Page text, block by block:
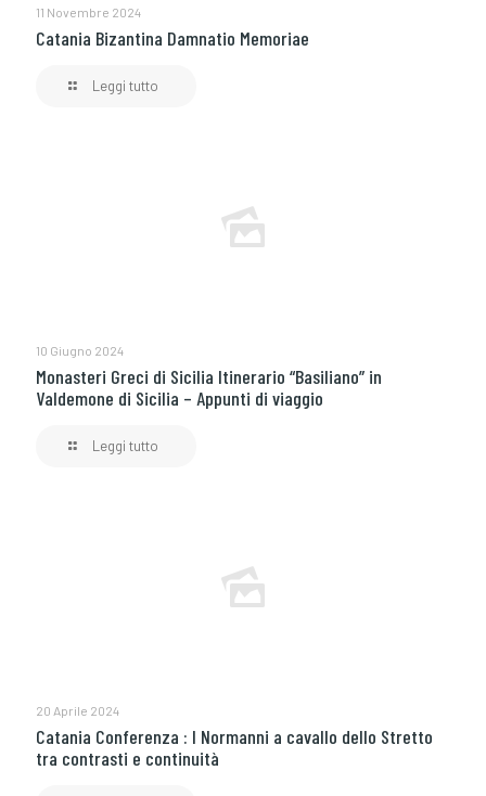
11 Novembre 2024
Catania Bizantina Damnatio Memoriae
Leggi tutto
10 Giugno 2024
Monasteri Greci di Sicilia Itinerario “Basiliano” in
Valdemone di Sicilia – Appunti di viaggio
Leggi tutto
20 Aprile 2024
Catania Conferenza : I Normanni a cavallo dello Stretto
tra contrasti e continuità